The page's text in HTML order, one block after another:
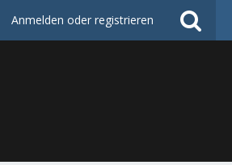
Anmelden oder registrieren